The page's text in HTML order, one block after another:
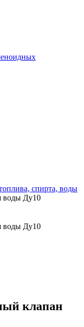
спирта, воды
воды Ду10
воды Ду10
клапан